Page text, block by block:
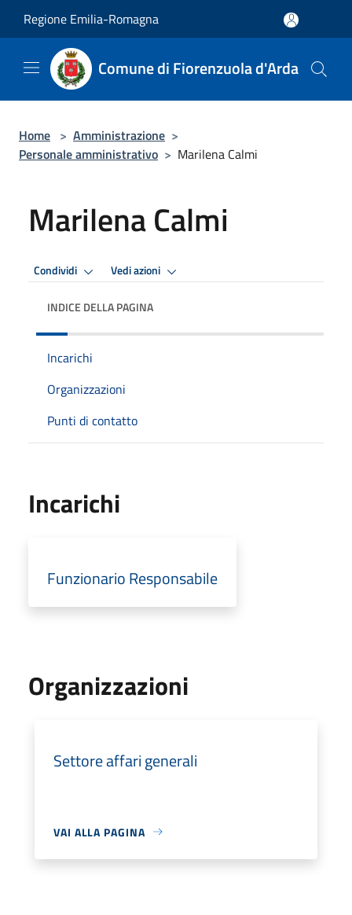
Regione Emilia-Romagna
Comune di Fiorenzuola d'Arda
Home > Amministrazione >
Personale amministrativo > Marilena Calmi
Marilena Calmi
Condividi Vedi azioni
INDICE DELLA PAGINA
Incarichi
Organizzazioni
Punti di contatto
Incarichi
Funzionario Responsabile
Organizzazioni
Settore affari generali
VAI ALLA PAGINA